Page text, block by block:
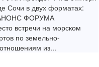
Сочи в двух форматах:
ФОРУМА
встречи на морском
по земельно-
из...